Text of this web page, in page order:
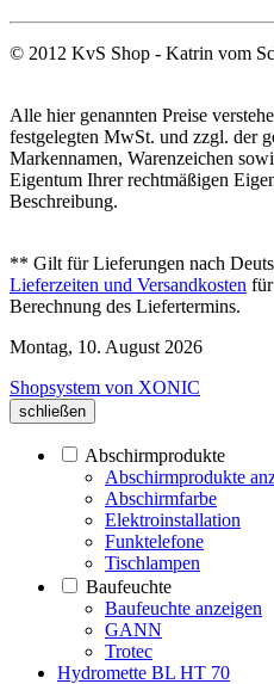
© 2012 KvS Shop - Katrin vom
Alle hier genannten Preise
festgelegten MwSt. und zzgl. der
Markennamen, Warenzeichen
Eigentum Ihrer rechtmäßigen
Beschreibung.
** Gilt für Lieferungen nach
Lieferzeiten und Versandkosten
Berechnung des Liefertermins.
Montag, 10. August 2026
Shopsystem von XONIC
schließen
Abschirmprodukte
Abschirmprodukte
Abschirmfarbe
Elektroinstallation
Funktelefone
Tischlampen
Baufeuchte
Baufeuchte anzeigen
GANN
Trotec
Hydromette BL HT 70